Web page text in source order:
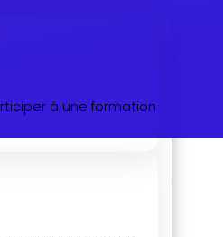
à une formation